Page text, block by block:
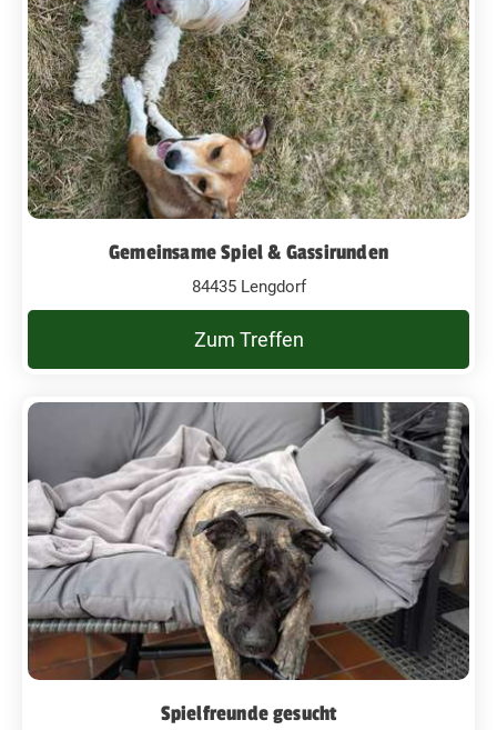
Gemeinsame Spiel & Gassirunden
84435 Lengdorf
Zum Treffen
Spielfreunde gesucht